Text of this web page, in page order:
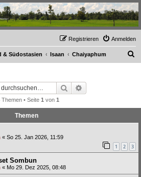
und den Isaan - von Membern für MemberAnmelden
Registrieren
& Südostasien Isaan Chaiyaphum
Suche
Themen • Seite 1 von 1
Themen
« So 25. Jan 2026, 11:59
1 2 3
Sombun
« Mo 29. Dez 2025, 08:48